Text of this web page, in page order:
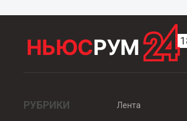
РУБРИКИ
Лента